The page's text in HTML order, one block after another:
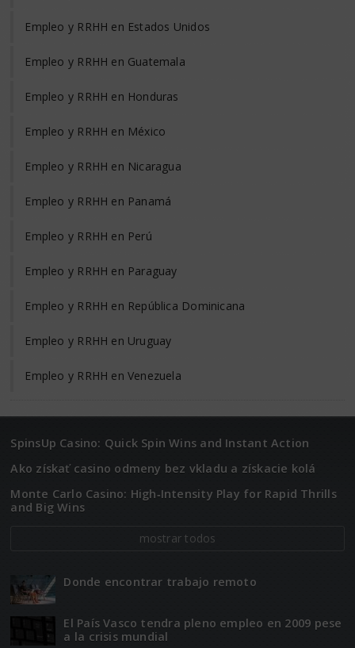
Empleo y RRHH en Estados Unidos
Empleo y RRHH en Guatemala
Empleo y RRHH en Honduras
Empleo y RRHH en México
Empleo y RRHH en Nicaragua
Empleo y RRHH en Panamá
Empleo y RRHH en Perú
Empleo y RRHH en Paraguay
Empleo y RRHH en República Dominicana
Empleo y RRHH en Uruguay
Empleo y RRHH en Venezuela
SpinsUp Casino: Quick Spin Wins and Instant Action
Ako získať casino odmeny bez vkladu a získacie kolá
Monte Carlo Casino: High‑Intensity Play for Rapid Thrills
and Big Wins
mostrar todos
Donde encontrar trabajo remoto
El Paí­­s Vasco tendra pleno empleo en 2009 pese
a la crisis mundial